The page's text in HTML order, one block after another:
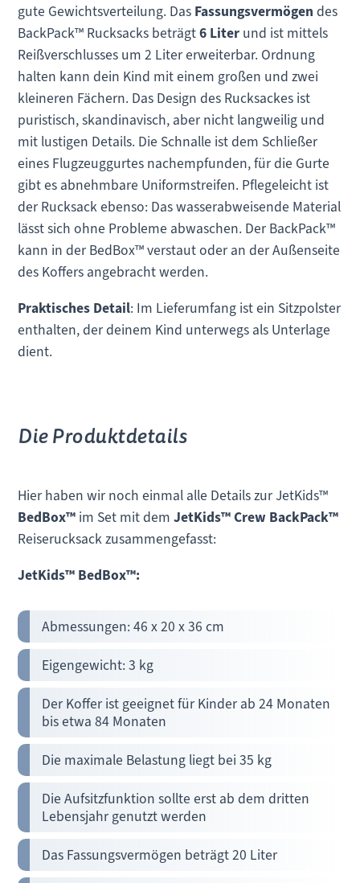
gute Gewichtsverteilung. Das Fassungsvermögen des
BackPack™ Rucksacks beträgt6 Liter und ist mittels
Reißverschlusses um 2 Liter erweiterbar. Ordnung
halten kann dein Kind mit einem großen und zwei
kleineren Fächern. Das Design des Rucksackes ist
puristisch, skandinavisch, aber nicht langweilig und
mit lustigen Details. Die Schnalle ist dem Schließer
eines Flugzeuggurtes nachempfunden, für die Gurte
gibt es abnehmbare Uniformstreifen. Pflegeleicht ist
der Rucksack ebenso: Das wasserabweisende Material
lässt sich ohne Probleme abwaschen. Der BackPack™
kann in der BedBox™ verstaut oder an der Außenseite
des Koffers angebracht werden.
Praktisches Detail: Im Lieferumfang ist ein Sitzpolster
enthalten, der deinem Kind unterwegs als Unterlage
dient.
Die Produktdetails
Hier haben wir noch einmal alle Details zur JetKids™
BedBox™ im Set mit dem JetKids™ Crew BackPack™
Reiserucksack zusammengefasst:
JetKids™ BedBox™:
Abmessungen: 46 x 20 x 36 cm
Eigengewicht: 3 kg
Der Koffer ist geeignet für Kinder ab 24 Monaten
bis etwa 84 Monaten
Die maximale Belastung liegt bei 35 kg
Die Aufsitzfunktion sollte erst ab dem dritten
Lebensjahr genutzt werden
Das Fassungsvermögen beträgt 20 Liter